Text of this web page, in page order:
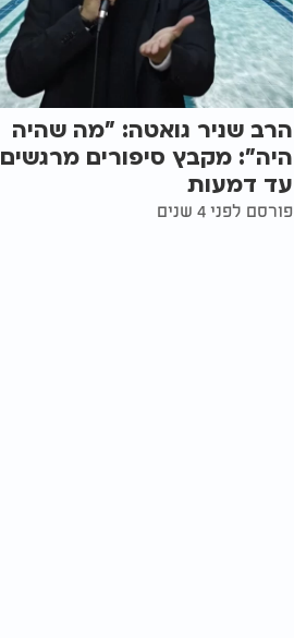
הרב שניר גואטה: "מה שהיה
היה": מקבץ סיפורים מרגשים
עד דמעות
פורסם לפני 4 שנים